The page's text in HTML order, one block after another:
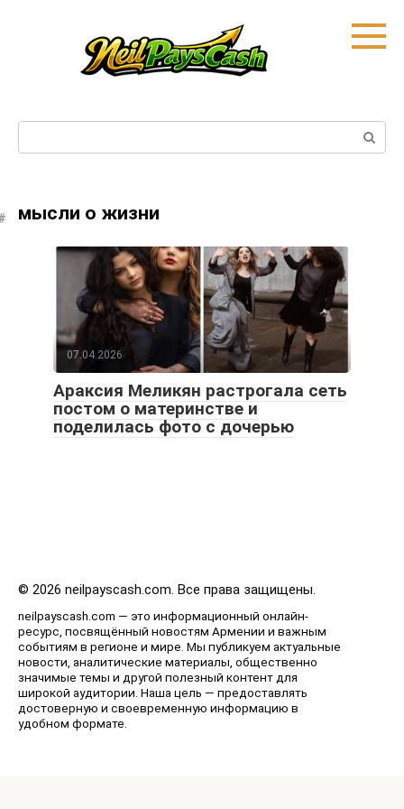
мысли о жизни
07.04.2026
Араксия Меликян растрогала сеть
постом о материнстве и
поделилась фото с дочерью
© 2026 neilpayscash.com. Все права защищены.
neilpayscash.com — это информационный онлайн-
ресурс, посвящённый новостям Армении и важным
событиям в регионе и мире. Мы публикуем актуальные
новости, аналитические материалы, общественно
значимые темы и другой полезный контент для
широкой аудитории. Наша цель — предоставлять
достоверную и своевременную информацию в
удобном формате.